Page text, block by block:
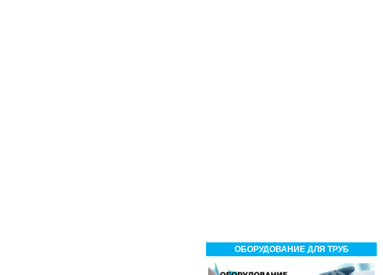
ОБОРУДОВАНИЕ ДЛЯ ТРУБ